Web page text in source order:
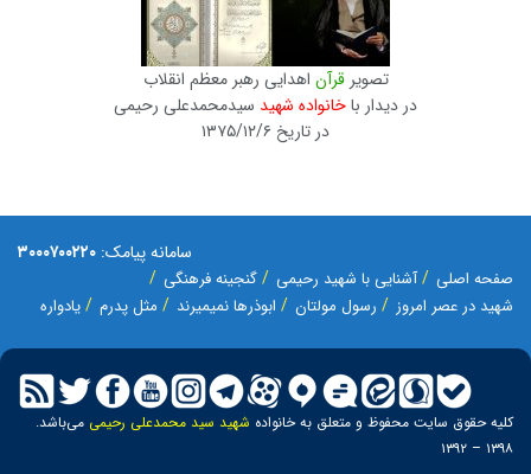
تصویرقرآن اهدایی رهبر معظم انقلاب
در دیدار باخانواده شهید سیدمحمدعلی رحیمی
در تاریخ ۱۳۷۵/۱۲/۶
سامانه پیامک: ۳۰۰۰۷۰۰۲۲۰
صفحه اصلی آشنایی با شهید رحیمی
گنجینه فرهنگی
شهید در عصر امروز
رسول مولتان ابوذرها نمیمیرند مثل پدرم یادواره
کلیه حقوق سایت محفوظ و متعلق به خانواده شهید سید محمدعلی رحیمی می‌باشد.
۱۳۹۸ – ۱۳۹۲